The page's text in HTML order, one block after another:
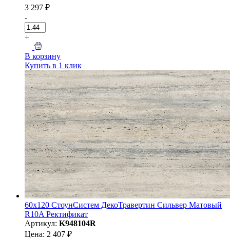
3 297 ₽
-
+
В корзину
Купить в 1 клик
60x120 СтоунСистем ДекоТравертин Сильвер Матовый
R10A Ректификат
Артикул: K948104R
Цена: 2 407 ₽